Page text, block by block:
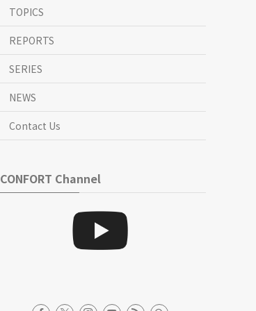
TOPICS
REPORTS
SERIES
NEWS
Contact Us
CONFORT Channel